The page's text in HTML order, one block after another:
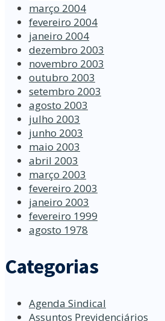
março 2004
fevereiro 2004
janeiro 2004
dezembro 2003
novembro 2003
outubro 2003
setembro 2003
agosto 2003
julho 2003
junho 2003
maio 2003
abril 2003
março 2003
fevereiro 2003
janeiro 2003
fevereiro 1999
agosto 1978
Categorias
Agenda Sindical
Assuntos Previdenciários